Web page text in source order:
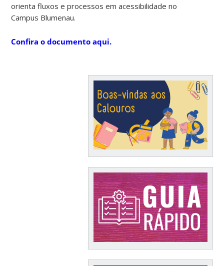
orienta fluxos e processos em acessibilidade no
Campus Blumenau.
Confira o documento aqui.